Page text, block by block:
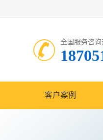
全国服务咨询
客户案例